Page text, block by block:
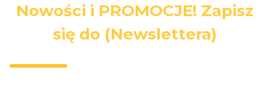
Nowości i PROMOCJE! Zapisz
się do (Newslettera)